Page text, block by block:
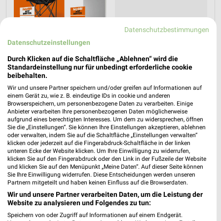
Jetzt alle "Angebote für den Camping-Urlaub" Themen
entdecken!
MEHR PROSPEKTE
Datenschutzbestimmungen
Datenschutzeinstellungen
Durch Klicken auf die Schaltfläche „Ablehnen“ wird die
Standardeinstellung nur für unbedingt erforderliche cookie
beibehalten.
Wir und unsere Partner speichern und/oder greifen auf Informationen auf
einem Gerät zu, wie z. B. eindeutige IDs in cookie und anderen
Browserspeichern, um personenbezogene Daten zu verarbeiten. Einige
Anbieter verarbeiten Ihre personenbezogenen Daten möglicherweise
aufgrund eines berechtigten Interesses. Um dem zu widersprechen, öffnen
Sie die „Einstellungen“. Sie können Ihre Einstellungen akzeptieren, ablehnen
oder verwalten, indem Sie auf die Schaltfläche „Einstellungen verwalten“
klicken oder jederzeit auf die Fingerabdruck-Schaltfläche in der linken
unteren Ecke der Website klicken. Um Ihre Einwilligung zu widerrufen,
klicken Sie auf den Fingerabdruck oder den Link in der Fußzeile der Website
und klicken Sie auf den Menüpunkt „Meine Daten“. Auf dieser Seite können
Sie Ihre Einwilligung widerrufen. Diese Entscheidungen werden unseren
Partnern mitgeteilt und haben keinen Einfluss auf die Browserdaten.
Wir und unsere Partner verarbeiten Daten, um die Leistung der
Website zu analysieren und Folgendes zu tun:
Speichern von oder Zugriff auf Informationen auf einem Endgerät.